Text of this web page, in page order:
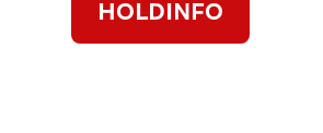
HOLDINFO